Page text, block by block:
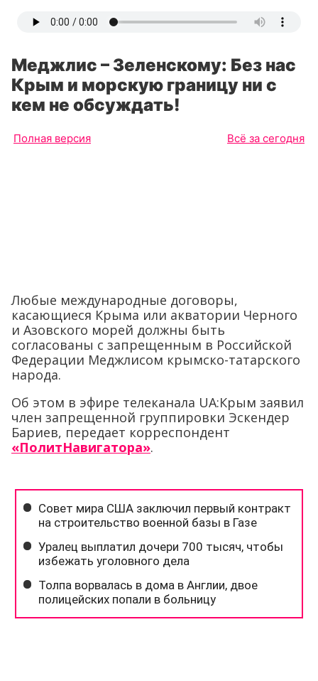
Меджлис – Зеленскому: Без нас
Крым и морскую границу ни с
кем не обсуждать!
Полная версия Всё за сегодня
Любые международные договоры,
касающиеся Крыма или акватории Черного
и Азовского морей должны быть
согласованы с запрещенным в Российской
Федерации Меджлисом крымско-татарского
народа.
Об этом в эфире телеканала UA:Крым заявил
член запрещенной группировки Эскендер
Бариев, передает корреспондент
«ПолитНавигатора».